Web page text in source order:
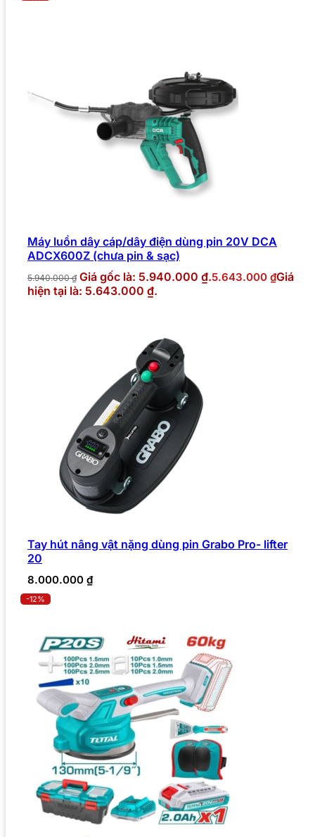
Máy luồn dây cáp/dây điện dùng pin 20V DCA
ADCX600Z (chưa pin & sạc)
5.940.000₫ Giá gốc là: 5.940.000 ₫.5.643.000 ₫Giá
hiện tại là: 5.643.000 ₫.
Tay hút nâng vật nặng dùng pin Grabo Pro- lifter
20
8.000.000 ₫
-12%